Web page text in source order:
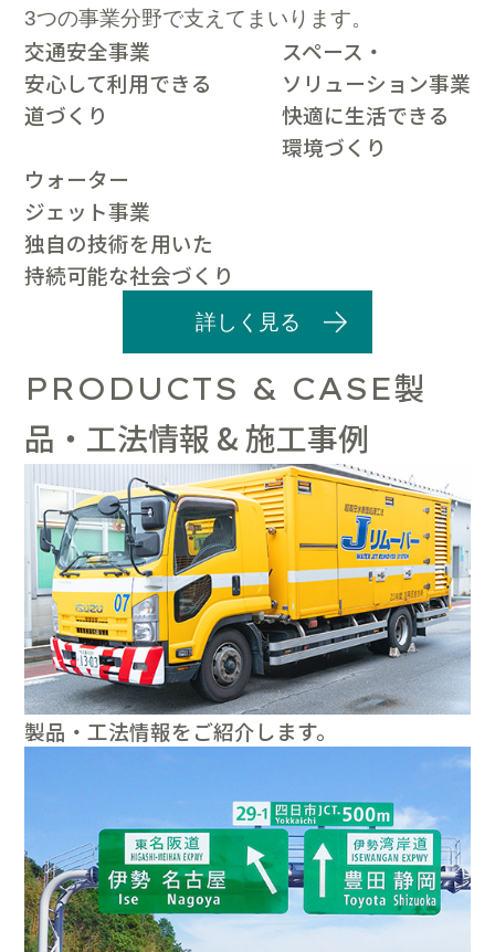
3つの事業分野で支えてまいります。
交通安全事業
安心して利用できる
道づくり
スペース・
ソリューション事業
快適に生活できる
環境づくり
ウォーター
ジェット事業
独自の技術を用いた
持続可能な社会づくり
詳しく見る
PRODUCTS & CASE製
品・工法情報 & 施工事例
製品・工法情報をご紹介します。